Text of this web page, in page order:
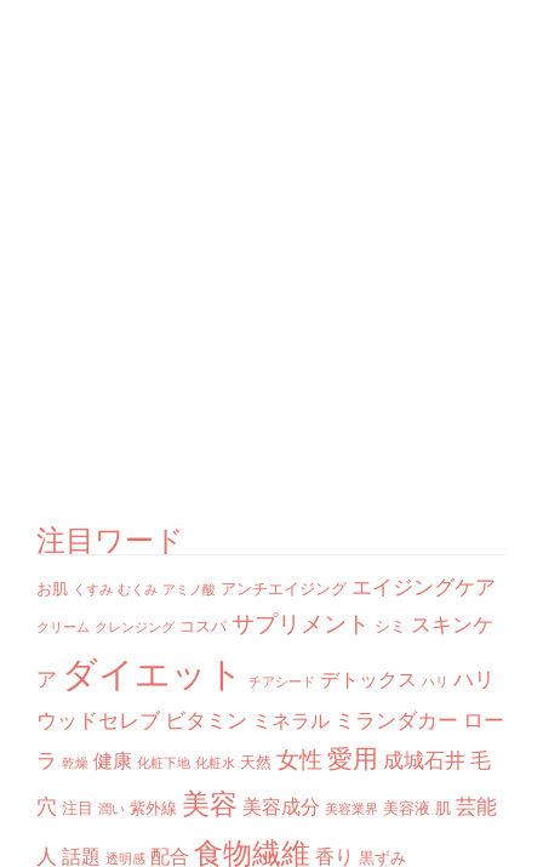
注目ワード
お肌 くすみ むくみ アミノ酸 アンチエイジング エイジングケア
クリーム クレンジング コスパ サプリメント シミ スキンケ
ア ダイエット チアシード デトックス ハリ ハリ
ウッドセレブ ビタミン ミネラル ミランダカー ロー
ラ 乾燥 健康 化粧下地 化粧水 天然 女性愛用 成城石井毛
穴 注目 潤い 紫外線 美容 美容成分 美容業界 美容液 肌 芸能
人 話題 透明感 配合 食物繊維 香り 黒ずみ